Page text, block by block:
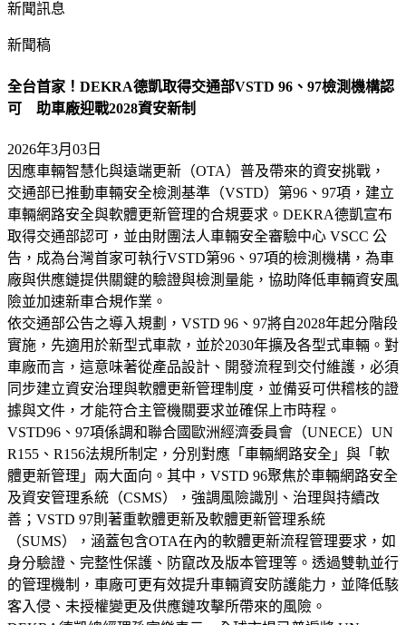
新聞訊息
新聞稿
全台首家！DEKRA德凱取得交通部VSTD 96、97檢測機構認
可 助車廠迎戰2028資安新制
2026年3月03日
因應車輛智慧化與遠端更新（OTA）普及帶來的資安挑戰，
交通部已推動車輛安全檢測基準（VSTD）第96、97項，建立
車輛網路安全與軟體更新管理的合規要求。DEKRA德凱宣布
取得交通部認可，並由財團法人車輛安全審驗中心 VSCC 公
告，成為台灣首家可執行VSTD第96、97項的檢測機構，為車
廠與供應鏈提供關鍵的驗證與檢測量能，協助降低車輛資安風
險並加速新車合規作業。
依交通部公告之導入規劃，VSTD 96、97將自2028年起分階段
實施，先適用於新型式車款，並於2030年擴及各型式車輛。對
車廠而言，這意味著從產品設計、開發流程到交付維護，必須
同步建立資安治理與軟體更新管理制度，並備妥可供稽核的證
據與文件，才能符合主管機關要求並確保上市時程。
VSTD96、97項係調和聯合國歐洲經濟委員會（UNECE）UN
R155、R156法規所制定，分別對應「車輛網路安全」與「軟
體更新管理」兩大面向。其中，VSTD 96聚焦於車輛網路安全
及資安管理系統（CSMS），強調風險識別、治理與持續改
善；VSTD 97則著重軟體更新及軟體更新管理系統
（SUMS），涵蓋包含OTA在內的軟體更新流程管理要求，如
身分驗證、完整性保護、防竄改及版本管理等。透過雙軌並行
的管理機制，車廠可更有效提升車輛資安防護能力，並降低駭
客入侵、未授權變更及供應鏈攻擊所帶來的風險。